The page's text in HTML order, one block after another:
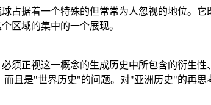
占据着一个特殊的但常常为人忽视的地位。
区域的集中的一个展现。
须正视这一概念的生成历史中所包含的衍生
且是"世界历史"的问题。对"亚洲历史"的再